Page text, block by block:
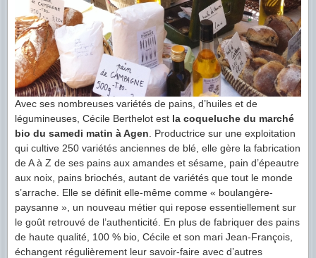
Avec ses nombreuses variétés de pains, d’huiles et de
légumineuses, Cécile Berthelot est la coqueluche du marché
bio du samedi matin à Agen . Productrice sur une exploitation
qui cultive 250 variétés anciennes de blé, elle gère la fabrication
de A à Z de ses pains aux amandes et sésame, pain d’épeautre
aux noix, pains briochés, autant de variétés que tout le monde
s’arrache. Elle se définit elle-même comme « boulangère-
paysanne », un nouveau métier qui repose essentiellement sur
le goût retrouvé de l’authenticité. En plus de fabriquer des pains
de haute qualité, 100 % bio, Cécile et son mari Jean-François,
échangent régulièrement leur savoir-faire avec d’autres